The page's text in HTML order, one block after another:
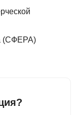
(СФЕРА)